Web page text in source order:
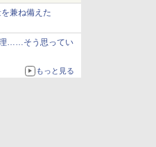
兼ね備えた
理……そう思ってい
もっと見る